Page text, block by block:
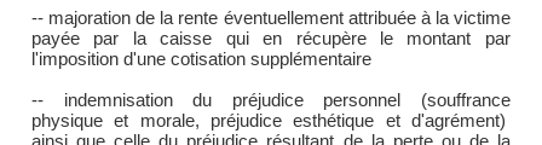
-- majoration de la rente éventuellement attribuée à la victime
payée par la caisse qui en récupère le montant par
l'imposition d'une cotisation supplémentaire
-- indemnisation du préjudice personnel (souffrance
physique et morale, préjudice esthétique et d'agrément)